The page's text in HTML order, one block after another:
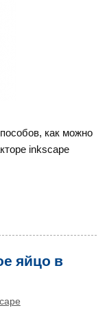
как можно
inkscape
яйцо в